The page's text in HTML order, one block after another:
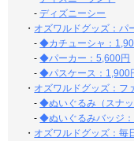
-ディズニーシー
・ オズワルドグッズ：パ
-◆カチューシャ：
-◆パーカー：5,600円
-◆パスケース：1,900
・ オズワルドグッズ：フ
-◆ぬいぐるみ（スナ
-◆ぬいぐるみバッジ
・ オズワルドグッズ：毎